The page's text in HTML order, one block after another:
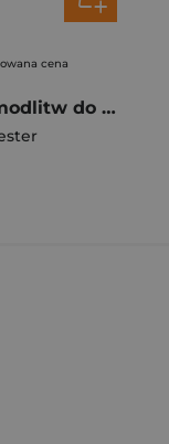
cena
Skarbiec modlitw do Ducha Świętego wyd. 2026